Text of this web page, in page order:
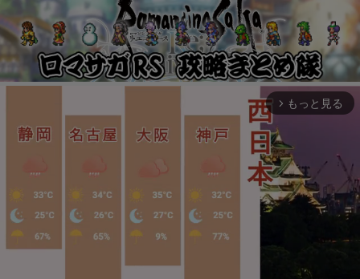
arrow_forward_ios もっと見る